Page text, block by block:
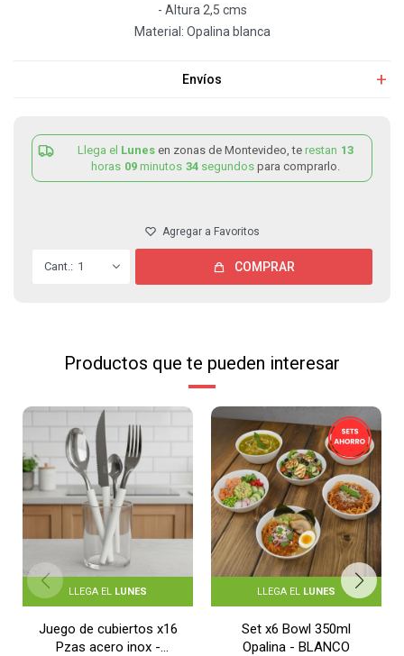
- Altura 2,5 cms
Material: Opalina blanca
Envíos
Llega el Lunes en zonas de Montevideo, te restan 13
horas 09 minutos 34 segundos para comprarlo.
1 COMPRAR
Productos que te pueden interesar
LLEGA EL LUNES
Juego de cubiertos x16
Pzas acero inox -
LLEGA EL LUNES
Set x6 Bowl 350ml
Opalina - BLANCO